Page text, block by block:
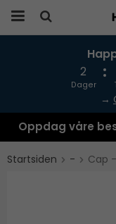
2
Dager
→
Oppdag våre
Startsiden - Cap